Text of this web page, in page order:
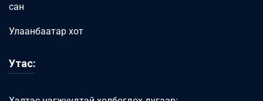
сан
Улаанбаатар хот
Утас: